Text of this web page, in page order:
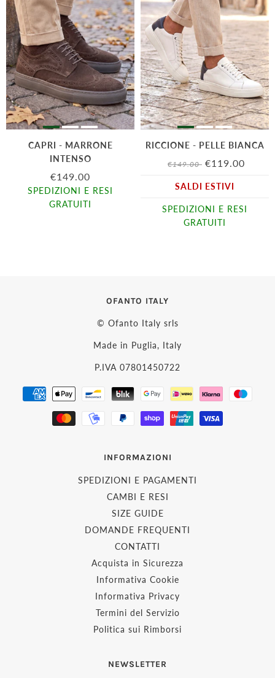
CAPRI - MARRONE
INTENSO
€149.00
SPEDIZIONI E RESI
GRATUITI
RICCIONE - PELLE BIANCA
€149.00 €119.00
SALDI ESTIVI
SPEDIZIONI E RESI
GRATUITI
OFANTO ITALY
© Ofanto Italy srls
Made in Puglia, Italy
P.IVA 07801450722
INFORMAZIONI
SPEDIZIONI E PAGAMENTI
CAMBI E RESI
SIZE GUIDE
DOMANDE FREQUENTI
CONTATTI
Acquista in Sicurezza
Informativa Cookie
Informativa Privacy
Termini del Servizio
Politica sui Rimborsi
NEWSLETTER